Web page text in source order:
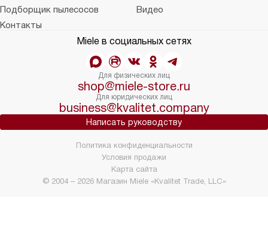
Подборщик пылесосов
Видео
Контакты
Miele в социальных сетях
Для физических лиц
shop@miele-store.ru
Для юридических лиц
business@kvalitet.company
Написать руководству
© 2004 – 2026 Магазин Miele «Kvalitet Trade, LLC»
Политика конфиденциальности
Условия продажи
Карта сайта